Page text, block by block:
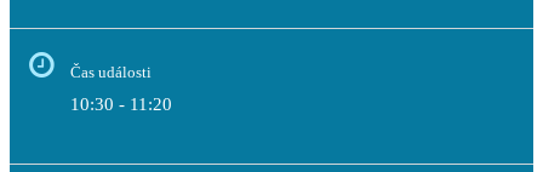
Čas události
10:30 - 11:20